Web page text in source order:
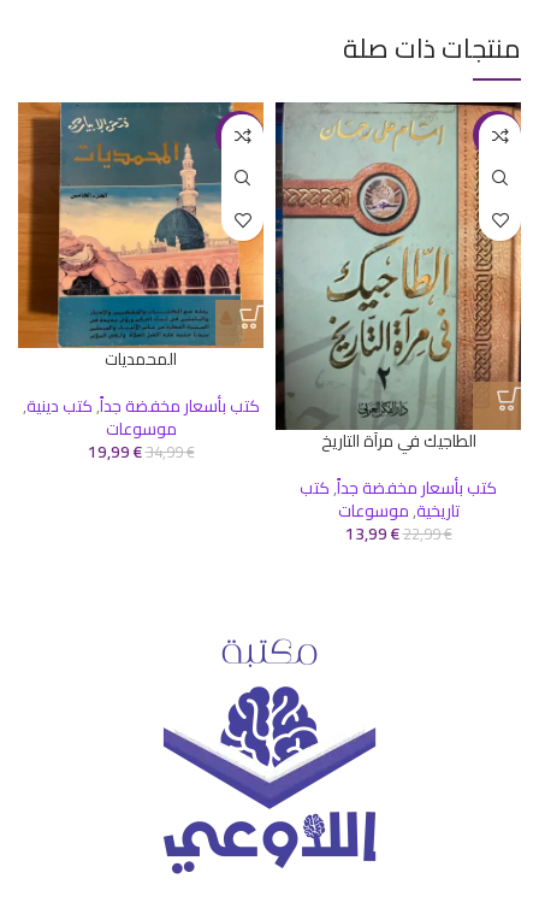
منتجات ذات صلة
-39%
الطاجيك في مرآة التاريخ
كتب بأسعار مخفضة جداً,كتب
تاريخية,موسوعات
22,99€
13,99€
-43%
المحمديات
كتب بأسعار مخفضة جداً,كتب دينية,
موسوعات
34,99€
19,99€